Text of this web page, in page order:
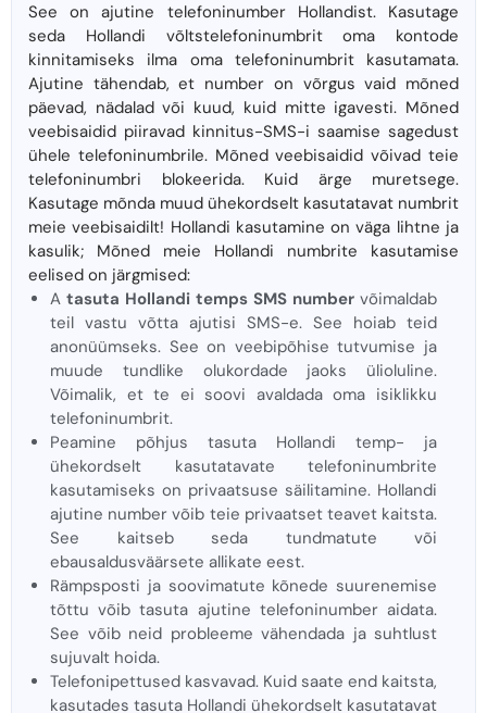
See on ajutine telefoninumber Hollandist. Kasutage
seda Hollandi võltstelefoninumbrit oma kontode
kinnitamiseks ilma oma telefoninumbrit kasutamata.
Ajutine tähendab, et number on võrgus vaid mõned
päevad, nädalad või kuud, kuid mitte igavesti. Mõned
veebisaidid piiravad kinnitus-SMS-i saamise sagedust
ühele telefoninumbrile. Mõned veebisaidid võivad teie
telefoninumbri blokeerida. Kuid ärge muretsege.
Kasutage mõnda muud ühekordselt kasutatavat numbrit
meie veebisaidilt! Hollandi kasutamine on väga lihtne ja
kasulik; Mõned meie Hollandi numbrite kasutamise
eelised on järgmised:
A tasuta Hollandi temps SMS number võimaldab
teil vastu võtta ajutisi SMS-e. See hoiab teid
anonüümseks. See on veebipõhise tutvumise ja
muude tundlike olukordade jaoks ülioluline.
Võimalik, et te ei soovi avaldada oma isiklikku
telefoninumbrit.
Peamine põhjus tasuta Hollandi temp- ja
ühekordselt kasutatavate telefoninumbrite
kasutamiseks on privaatsuse säilitamine. Hollandi
ajutine number võib teie privaatset teavet kaitsta.
See kaitseb seda tundmatute või
ebausaldusväärsete allikate eest.
Rämpsposti ja soovimatute kõnede suurenemise
tõttu võib tasuta ajutine telefoninumber aidata.
See võib neid probleeme vähendada ja suhtlust
sujuvalt hoida.
Telefonipettused kasvavad. Kuid saate end kaitsta,
kasutades tasuta Hollandi ühekordselt kasutatavat